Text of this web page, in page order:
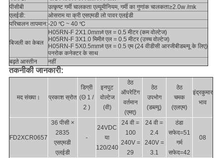
पीसीबी
उत्कृष्ट गर्मी चालकता एल्यूमीनियम, गर्मी का गुणांक चालकता≥2.0w /mk
एलईडी:
ओसराम या क्री एसएमडी लो पावर एलईडी
परिचालन तापमान:-20 ℃ ~ 40 ℃
बिजली का केबल
H05RN-F 2X1.0mmमैंएल = 0.5 मीटर (कम वोल्टेज)
H05RN-F 3X1.0 मिमीमैंएल = 0.5 मीटर (उच्च वोल्टेज)
H05RN-F 5X0.5mmमैंएल = 0.5 एम (24 वीडीसी आरजीबीडब्ल्यू के लिए)
पनरोक कनेक्टर के साथ
बढ़ते आस्तीन
नहीं
तकनीकी जानकारी:
मद संख्या। प्रकाश स्रोत
डिग्री
(Θ 1 /
2 )
इनपुट
वोल्टेज
(वी)
ठेठ
ऑपरेटिंग
वर्तमान
(एमए)
ठेठ
उपभोग
(डब्ल्यू)
ठेठ
चमक
(एलएम)
इंद्रकुमार
भाव
FD2XCR0657
36 पीसी ×
2835
एसएमडी
एलईडी
-
24VDC
या
120/240
24 वी =
100
240V =
29
24 वी =
2.4
240V =
3.1
ठंडा
सफेद=51
गर्म
सफेद=42
08